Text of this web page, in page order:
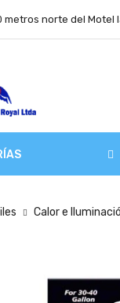
metros norte del Motel
Calor e